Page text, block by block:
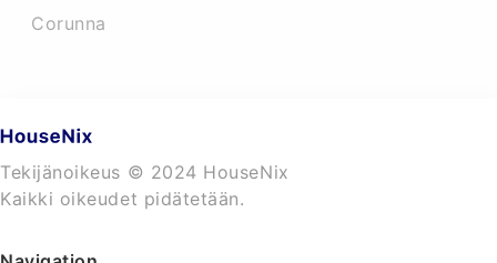
Corunna
Tekijänoikeus © 2024 HouseNix
Kaikki oikeudet pidätetään.